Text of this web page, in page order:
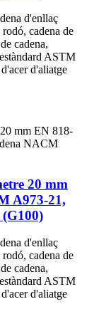
d'enllaç
cadena de
cadena,
ASTM
d'aliatge
20 mm
A973-21,
d'enllaç
cadena de
cadena,
ASTM
d'aliatge